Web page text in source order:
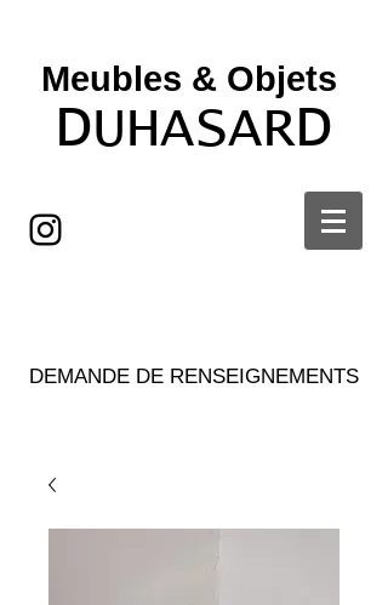
Meubles & Objets ​
DUHASARD
DEMANDE DE RENSEIGNEMENTS